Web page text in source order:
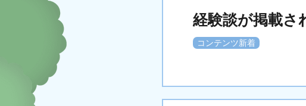
経験談が掲載さ
コンテンツ新着